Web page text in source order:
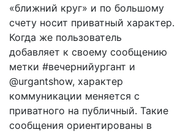
«ближний круг» и по большому
счету носит приватный характер.
Когда же пользователь
добавляет к своему сообщению
метки #вечернийургант и
@urgantshow, характер
коммуникации меняется с
приватного на публичный. Такие
сообщения ориентированы в